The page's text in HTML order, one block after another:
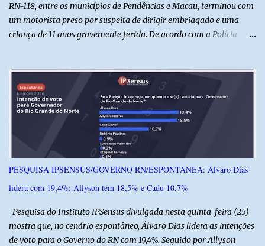
RN-118, entre os municípios de Pendências e Macau, terminou com
um motorista preso por suspeita de dirigir embriagado e uma
criança de 11 anos gravemente ferida. De acordo com a Polícia
autuado em flagrante. O exame pericial para confirmar a
concentração de álcool no organismo ainda está em andamento. A
vítima é um menino de 11 anos, que sofreu ferimentos graves no
acidente. Após os primeiros atendimentos, ele foi entubado e
transferido pelo helicóptero Potiguar 02 para o Hospital
Monsenhor Walfredo Gurgel, em Natal, onde permanece internado
sob cuidados médicos especializados. Segundo informações da
Polícia Militar, a criança é filha de um policial militar. PM reforça
alerta sobre álcool e direção Em nota, a Polícia Militar manifestou
PESQUISA IPSENSUS/GOVERNO RN/ESPONTÂNEA: Álvaro Dias
lidera com 19,4%; Allyson tem 18,5% e Cadu 10,7%
Pesquisa do Instituto IPSensus divulgada nesta quinta-feira (25)
mostra que, no cenário espontâneo, Álvaro Dias lidera as intenções
de voto para o Governo do RN com 19,4%. Seguido por Allyson